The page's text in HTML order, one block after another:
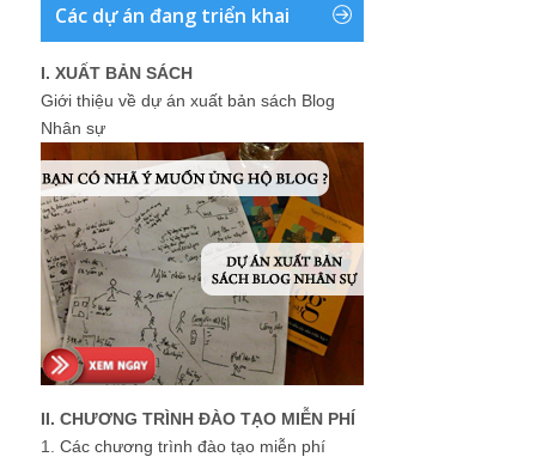
Các dự án đang triển khai
I. XUẤT BẢN SÁCH
Giới thiệu về dự án xuất bản sách Blog
Nhân sự
II. CHƯƠNG TRÌNH ĐÀO TẠO MIỄN PHÍ
1. Các chương trình đào tạo miễn phí